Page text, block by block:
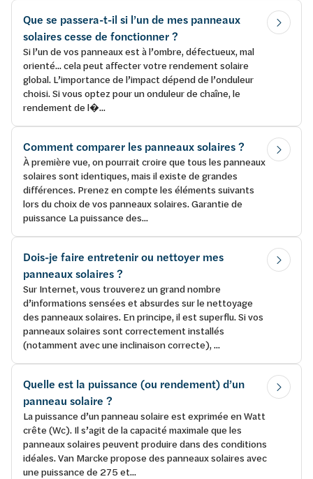
Que se passera-t-il si l’un de mes panneaux
solaires cesse de fonctionner ?
Si l’un de vos panneaux est à l’ombre, défectueux, mal
orienté... cela peut affecter votre rendement solaire
global. L’importance de l’impact dépend de l’onduleur
choisi. Si vous optez pour un onduleur de chaîne, le
rendement de l�...
Comment comparer les panneaux solaires ?
À première vue, on pourrait croire que tous les panneaux
solaires sont identiques, mais il existe de grandes
différences. Prenez en compte les éléments suivants
lors du choix de vos panneaux solaires. Garantie de
puissance La puissance des...
Dois-je faire entretenir ou nettoyer mes
panneaux solaires ?
Sur Internet, vous trouverez un grand nombre
d’informations sensées et absurdes sur le nettoyage
des panneaux solaires. En principe, il est superflu. Si vos
panneaux solaires sont correctement installés
(notamment avec une inclinaison correcte), ...
Quelle est la puissance (ou rendement) d’un
panneau solaire ?
La puissance d’un panneau solaire est exprimée en Watt
crête (Wc). Il s’agit de la capacité maximale que les
panneaux solaires peuvent produire dans des conditions
idéales. Van Marcke propose des panneaux solaires avec
une puissance de 275 et...